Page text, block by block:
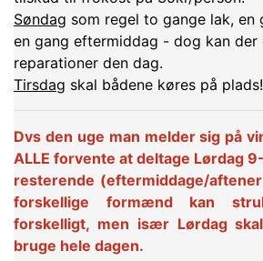
Søndag som regel to gange lak,
en gang eftermiddag - dog kan der
reparationer den dag.
Tirsdag skal bådene køres på plads!
Dvs den uge man melder sig på
ALLE forvente at deltage Lørdag
resterende (eftermiddage/
forskellige formænd kan
forskelligt, men især Lørdag
bruge hele dagen.